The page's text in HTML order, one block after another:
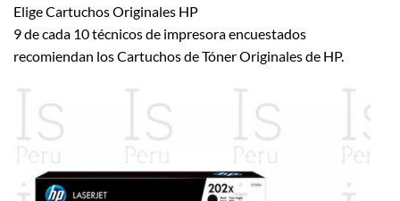
Elige Cartuchos Originales HP
9 de cada 10 técnicos de impresora encuestados
recomiendan los Cartuchos de Tóner Originales de HP.